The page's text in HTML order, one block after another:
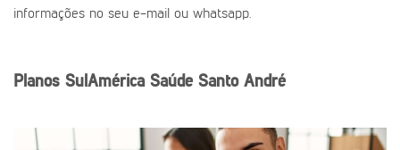
informações no seu e-mail ou whatsapp.
Planos SulAmérica Saúde Santo André